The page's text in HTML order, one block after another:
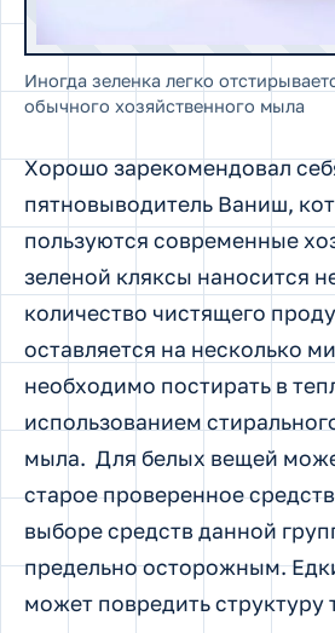
Иногда зеленка легко
обычного хозяйственного мыла
Хорошо зарекомендовал
пятновыводитель Ваниш,
пользуются современные
зеленой кляксы наносится
количество чистящего
оставляется на несколько
необходимо постирать в
использованием
мыла. Для белых вещей
старое проверенное
выборе средств данной
предельно осторожным.
может повредить структуру